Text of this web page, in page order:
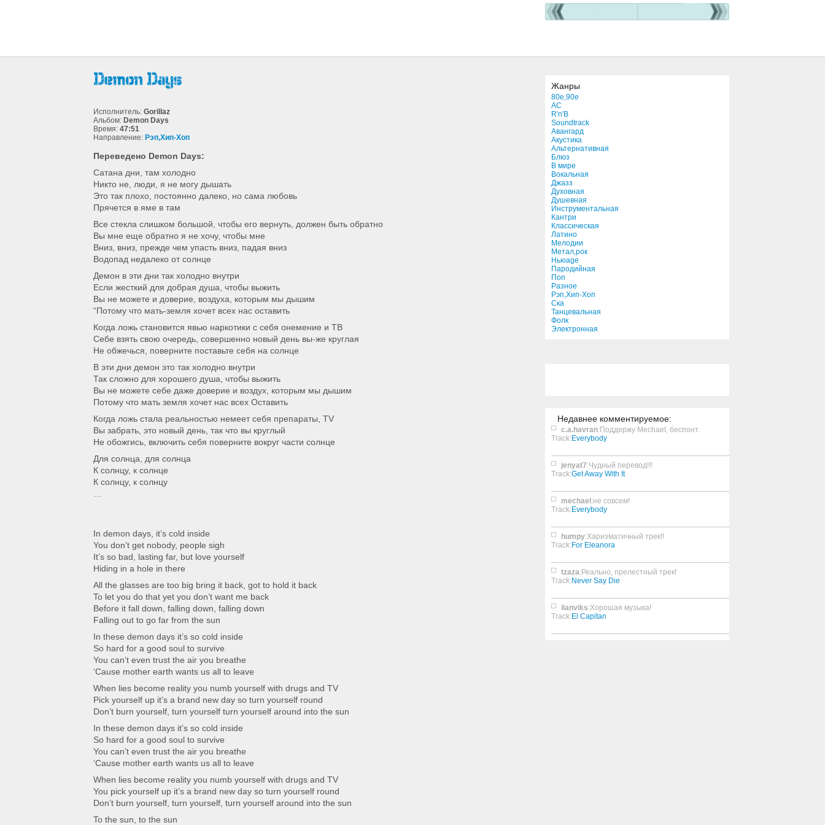
Исполнитель: Gorillaz
Альбом: Demon Days
Время: 47:51
Направление: Рэп,Хип-Хоп
Переведено Demon Days:
Сатана дни, там холодно
Никто не, люди, я не могу дышать
Это так плохо, постоянно далеко, но сама любовь
Прячется в яме в там
Все стекла слишком большой, чтобы его вернуть, должен быть обратно
Вы мне еще обратно я не хочу, чтобы мне
Вниз, вниз, прежде чем упасть вниз, падая вниз
Водопад недалеко от солнце
Демон в эти дни так холодно внутри
Если жесткий для добрая душа, чтобы выжить
Вы не можете и доверие, воздуха, которым мы дышим
“Потому что мать-земля хочет всех нас оставить
Когда ложь становится явью наркотики с себя онемение и ТВ
Себе взять свою очередь, совершенно новый день вы-же круглая
Не обжечься, поверните поставьте себя на солнце
В эти дни демон это так холодно внутри
Так сложно для хорошего душа, чтобы выжить
Вы не можете себе даже доверие и воздух, которым мы дышим
Потому что мать земля хочет нас всех Оставить
Когда ложь стала реальностью немеет себя препараты, TV
Вы забрать, это новый день, так что вы круглый
Не обожгись, включить себя поверните вокруг части солнце
Для солнца, для солнца
К солнцу, к солнце
К солнцу, к солнцу
In demon days, it’s cold inside
You don’t get nobody, people sigh
It’s so bad, lasting far, but love yourself
Hiding in a hole in there
All the glasses are too big bring it back, got to hold it back
To let you do that yet you don’t want me back
Before it fall down, falling down, falling down
Falling out to go far from the sun
In these demon days it’s so cold inside
So hard for a good soul to survive
You can’t even trust the air you breathe
‘Cause mother earth wants us all to leave
When lies become reality you numb yourself with drugs and TV
Pick yourself up it’s a brand new day so turn yourself round
Don’t burn yourself, turn yourself turn yourself around into the sun
In these demon days it’s so cold inside
So hard for a good soul to survive
You can’t even trust the air you breathe
‘Cause mother earth wants us all to leave
When lies become reality you numb yourself with drugs and TV
You pick yourself up it’s a brand new day so turn yourself round
Don’t burn yourself, turn yourself, turn yourself around into the sun
To the sun, to the sun
Жанры
80e,90e
AC
R'n'B
Soundtrack
Авангард
Акустика
Альтернативная
Блюз
В мире
Вокальная
Джазз
Духовная
Душевная
Инструментальная
Кантри
Классическая
Латино
Мелодии
Метал,рок
Ньюage
Пародийная
Поп
Разное
Рэп,Хип-Хоп
Ска
Танцевальная
Фолк
Электронная
Недавнее комментируемое:
c.a.havran:Поддержу Mechael, беспонт.
Track: Everybody
jenyat7:Чудный перевод!!!
Track:Get Away With It
mechael :не совсем!
Track: Everybody
humpy:Харизматичный трек!!
Track: For Eleanora
tzaza:Реально, прелестный трек!
Track: Never Say Die
lianviks:Хорошая музыка!
Track: El Capitan